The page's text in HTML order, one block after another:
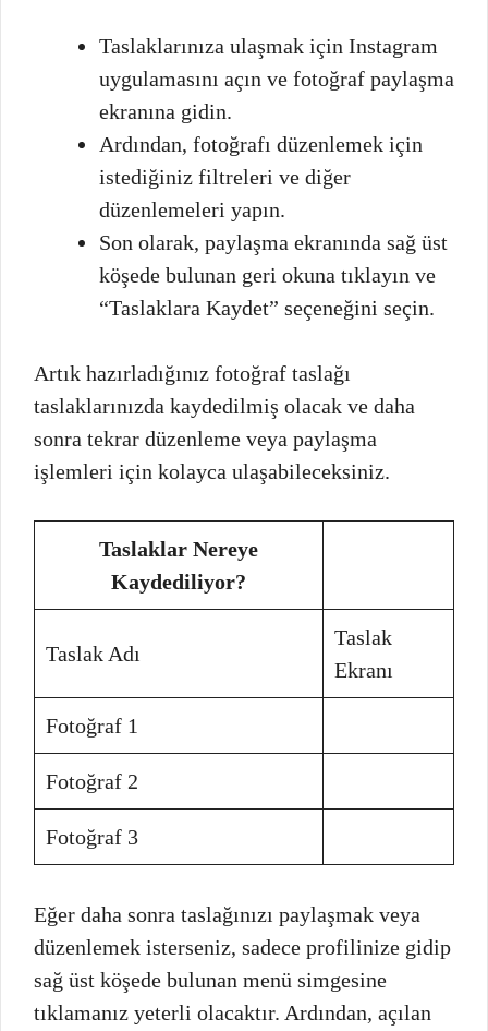
Taslaklarınıza ulaşmak için Instagram
uygulamasını açın ve fotoğraf paylaşma
ekranına gidin.
Ardından, fotoğrafı düzenlemek için
istediğiniz filtreleri ve diğer
düzenlemeleri yapın.
Son olarak, paylaşma ekranında sağ üst
köşede bulunan geri okuna tıklayın ve
“Taslaklara Kaydet” seçeneğini seçin.
Artık hazırladığınız fotoğraf taslağı
taslaklarınızda kaydedilmiş olacak ve daha
sonra tekrar düzenleme veya paylaşma
işlemleri için kolayca ulaşabileceksiniz.
Taslaklar Nereye
Kaydediliyor?
Taslak Adı
Taslak
Ekranı
Fotoğraf 1
Fotoğraf 2
Fotoğraf 3
Eğer daha sonra taslağınızı paylaşmak veya
düzenlemek isterseniz, sadece profilinize gidip
sağ üst köşede bulunan menü simgesine
tıklamanız yeterli olacaktır. Ardından, açılan